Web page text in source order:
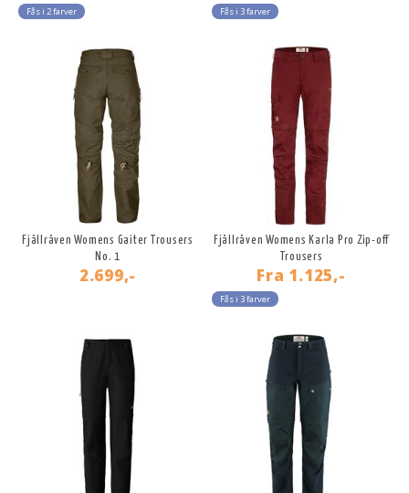
Fås i 2 farver Fås i 3 farver
Fjällräven Womens Gaiter Trousers
No. 1
2.699,-
Fjällräven Womens Karla Pro Zip-off
Trousers
Fra 1.125,-
Fås i 3 farver